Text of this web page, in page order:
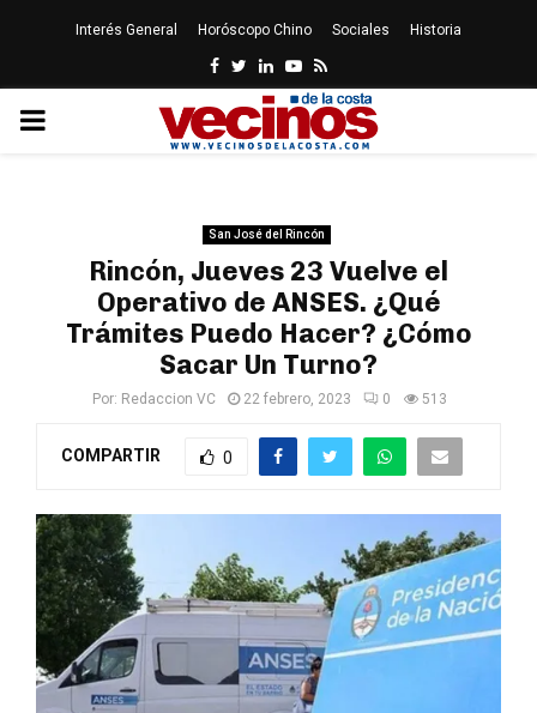
Interés General Horóscopo Chino Sociales Historia
Facebook
Twitter
LinkedinYoutube
Rss
PRIMARY
San José del Rincón
Rincón, Jueves 23 Vuelve el
Operativo de ANSES. ¿Qué
Trámites Puedo Hacer? ¿Cómo
Sacar Un Turno?
Por: Redaccion VC 22 febrero, 2023 0 513
COMPARTIR 0